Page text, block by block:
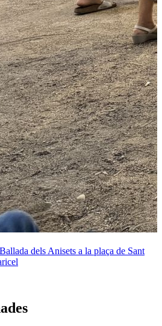
dels Anisets a la plaça de Sant